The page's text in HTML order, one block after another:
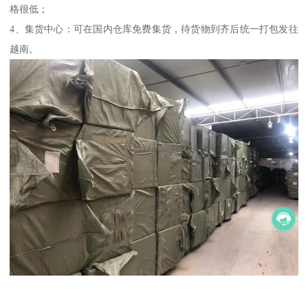
格很低；
4、集货中心：可在国内仓库免费集货，待货物到齐后统一打包发往
越南。